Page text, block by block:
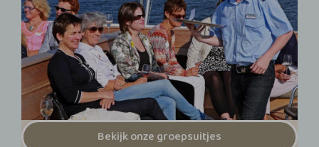
Bekijk onze groepsuitjes